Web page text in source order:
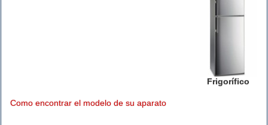
Frigorífico
Como encontrar el modelo de su aparato